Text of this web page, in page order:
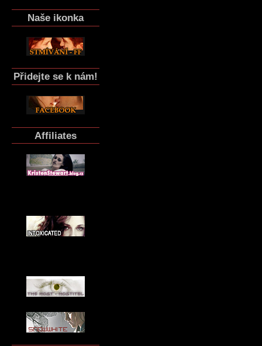
Naše ikonka
Přidejte se k nám!
Affiliates